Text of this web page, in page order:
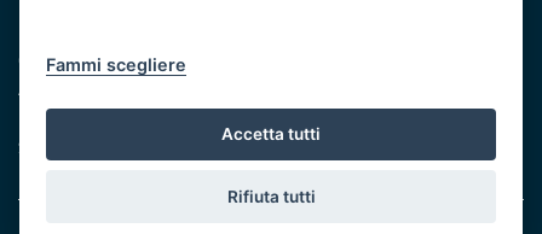
Cookie e privacy
Atti di notifica
Feed RSS
Servizi Intranet
Fammi scegliere
Accetta tutti
Rifiuta tutti